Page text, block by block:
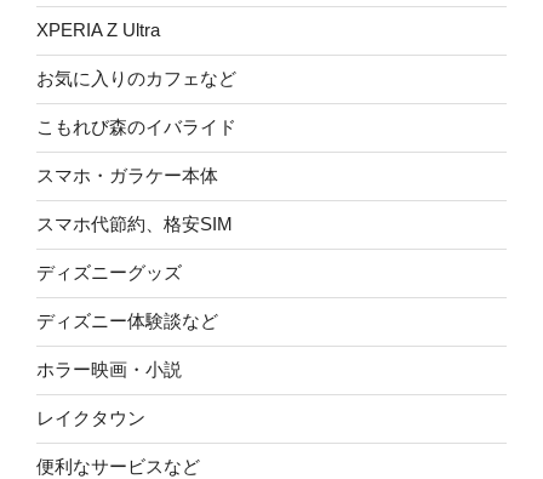
XPERIA Z Ultra
お気に入りのカフェなど
こもれび森のイバライド
スマホ・ガラケー本体
スマホ代節約、格安SIM
ディズニーグッズ
ディズニー体験談など
ホラー映画・小説
レイクタウン
便利なサービスなど